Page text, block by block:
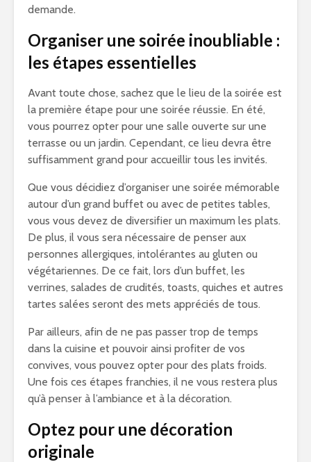
demande.
Organiser une soirée inoubliable :
les étapes essentielles
Avant toute chose, sachez que le lieu de la soirée est
la première étape pour une soirée réussie. En été,
vous pourrez opter pour une salle ouverte sur une
terrasse ou un jardin. Cependant, ce lieu devra être
suffisamment grand pour accueillir tous les invités.
Que vous décidiez d’organiser une soirée mémorable
autour d’un grand buffet ou avec de petites tables,
vous vous devez de diversifier un maximum les plats.
De plus, il vous sera nécessaire de penser aux
personnes allergiques, intolérantes au gluten ou
végétariennes. De ce fait, lors d’un buffet, les
verrines, salades de crudités, toasts, quiches et autres
tartes salées seront des mets appréciés de tous.
Par ailleurs, afin de ne pas passer trop de temps
dans la cuisine et pouvoir ainsi profiter de vos
convives, vous pouvez opter pour des plats froids.
Une fois ces étapes franchies, il ne vous restera plus
qu’à penser à l’ambiance et à la décoration.
Optez pour une décoration
originale